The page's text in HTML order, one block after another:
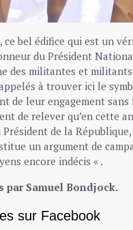
bel édifice qui est un
du Président
des militantes et
à trouver ici le
de leur engagement
de relever qu’en cette
de la
un argument de
encore indécis « .
par Samuel Bondjock.
sur Facebook